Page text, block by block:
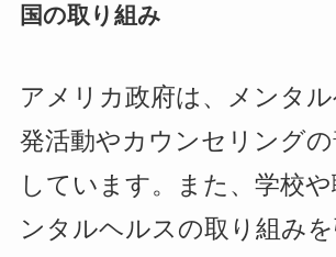
国の取り組み
アメリカ政府は、メンタ
発活動やカウンセリング
しています。また、学校
ンタルヘルスの取り組み